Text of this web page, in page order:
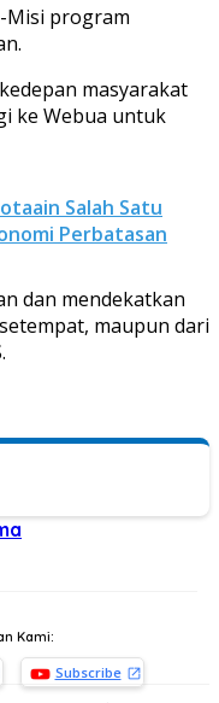
Misi program
masyarakat
ke Webua untuk
Salah Satu
Perbatasan
dan mendekatkan
maupun dari
Kami:
Subscribe